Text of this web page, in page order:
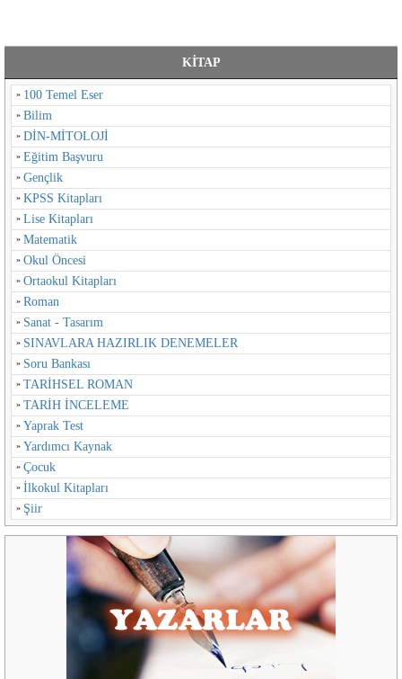
KİTAP
100 Temel Eser
Bilim
DİN-MİTOLOJİ
Eğitim Başvuru
Gençlik
KPSS Kitapları
Lise Kitapları
Matematik
Okul Öncesi
Ortaokul Kitapları
Roman
Sanat - Tasarım
SINAVLARA HAZIRLIK DENEMELER
Soru Bankası
TARİHSEL ROMAN
TARİH İNCELEME
Yaprak Test
Yardımcı Kaynak
Çocuk
İlkokul Kitapları
Şiir